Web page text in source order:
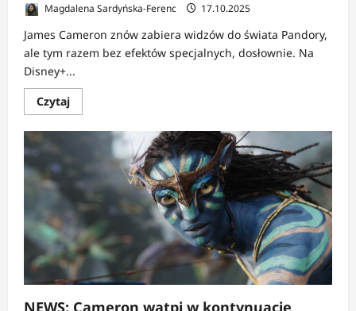
Magdalena Sardyńska-Ferenc 17.10.2025
James Cameron znów zabiera widzów do świata Pandory,
ale tym razem bez efektów specjalnych, dosłownie. Na
Disney+...
CzytajDowiedz
się
o
Disney+
odkrywa
kulisy
Pandory
w
dokumencie
and
Water:
Making
the
Avatar
Films
NEWS: Cameron wątpi w kontynuację